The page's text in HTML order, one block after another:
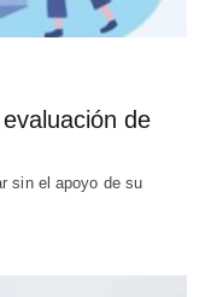
de
sin el apoyo de su